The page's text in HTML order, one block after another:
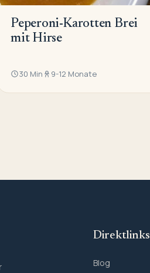
Peperoni-Karotten Brei
mit Hirse
30 Min 9-12 Monate
Direktlinks
Blog